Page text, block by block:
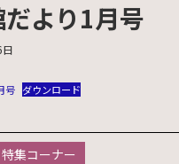
より1月号
号 ダウンロード
特集コーナー